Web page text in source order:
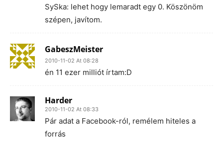
SySka: lehet hogy lemaradt egy 0. Köszönöm
szépen, javítom.
GabeszMeister
2010-11-02 At 08:28
én 11 ezer milliót írtam:D
Harder
2010-11-02 At 08:33
Pár adat a Facebook-ról, remélem hiteles a
forrás